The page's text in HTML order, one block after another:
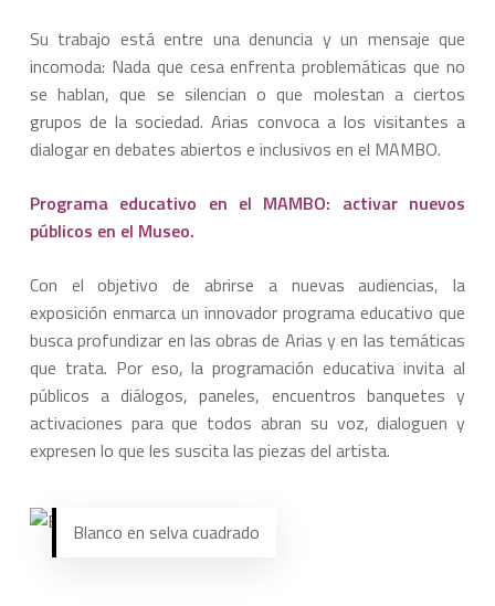
Su trabajo está entre una denuncia y un mensaje que
incomoda: Nada que cesa enfrenta problemáticas que no
se hablan, que se silencian o que molestan a ciertos
grupos de la sociedad. Arias convoca a los visitantes a
dialogar en debates abiertos e inclusivos en el MAMBO.
Programa educativo en el MAMBO: activar nuevos
públicos en el Museo.
Con el objetivo de abrirse a nuevas audiencias, la
exposición enmarca un innovador programa educativo que
busca profundizar en las obras de Arias y en las temáticas
que trata. Por eso, la programación educativa invita al
públicos a diálogos, paneles, encuentros banquetes y
activaciones para que todos abran su voz, dialoguen y
expresen lo que les suscita las piezas del artista.
Blanco en selva cuadrado